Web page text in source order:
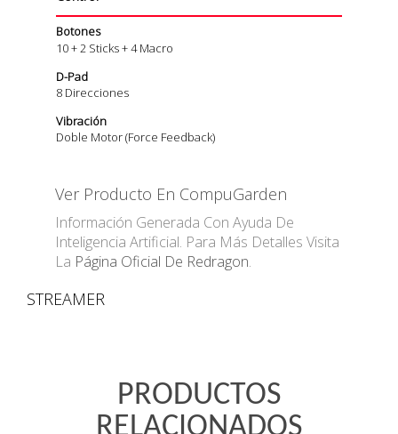
Botones
10 + 2 Sticks + 4 Macro
D-Pad
8 Direcciones
Vibración
Doble Motor (Force Feedback)
Ver Producto En CompuGarden
Información Generada Con Ayuda De
Inteligencia Artificial. Para Más Detalles Visita
La Página Oficial De Redragon.
STREAMER
PRODUCTOS
RELACIONADOS